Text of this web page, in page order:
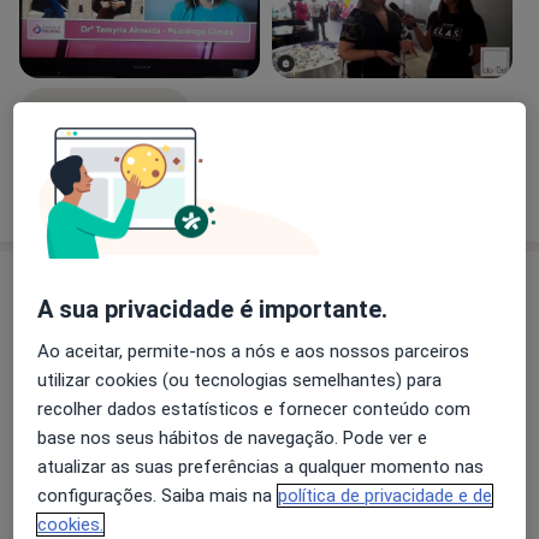
Consulta online
Serviço
gratuito
Detalhes Marcar uma consulta
Psicologia
40 € Detalhes
Marcar uma consulta
A sua privacidade é importante.
Ao aceitar, permite-nos a nós e aos nossos parceiros
utilizar cookies (ou tecnologias semelhantes) para
recolher dados estatísticos e fornecer conteúdo com
base nos seus hábitos de navegação. Pode ver e
atualizar as suas preferências a qualquer momento nas
configurações. Saiba mais na política de privacidade e de
cookies.